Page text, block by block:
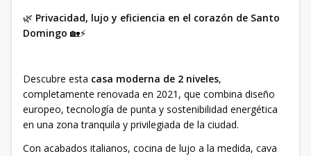
🌿 Privacidad, lujo y eficiencia en el corazón de Santo
Domingo 🏡⚡
Descubre esta casa moderna de 2 niveles,
completamente renovada en 2021, que combina diseño
europeo, tecnología de punta y sostenibilidad energética
en una zona tranquila y privilegiada de la ciudad.
Con acabados italianos, cocina de lujo a la medida, cava